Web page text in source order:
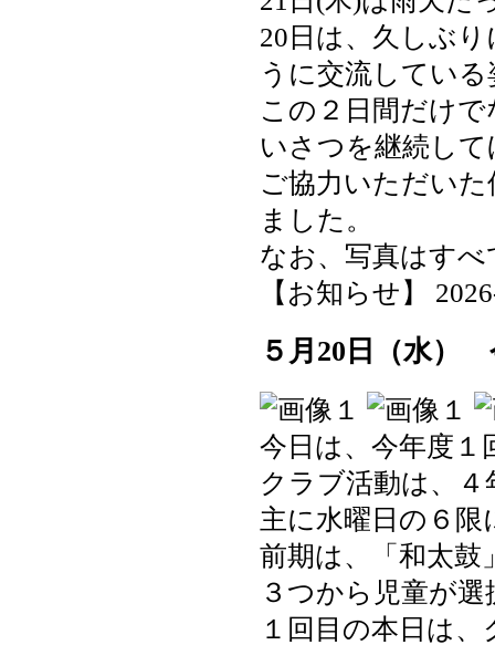
20日は、久しぶ
うに交流してい
この２日間だけ
いさつを継続し
ご協力いただい
ました。
なお、写真はす
【お知らせ】
５月20日（水）
今日は、今年度
クラブ活動は、
主に水曜日の６
前期は、「和太鼓
３つから児童が
１回目の本日は